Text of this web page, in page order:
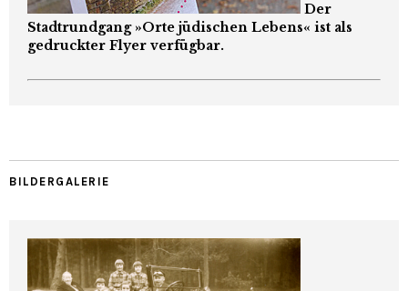
Der
Stadtrundgang »Orte jüdischen Lebens« ist als
gedruckter Flyer verfügbar.
BILDERGALERIE